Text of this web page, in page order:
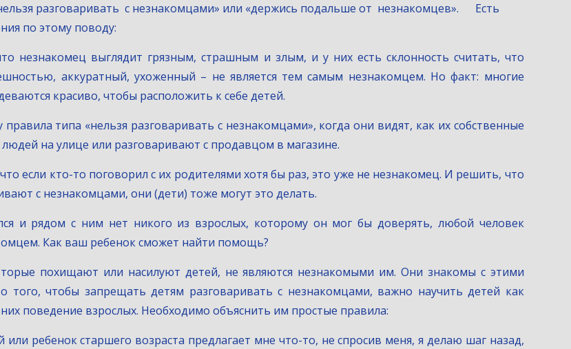
разговаривать  с незнакомцами» или «держись подальше от  незнакомцев».      Есть
по этому поводу:
незнакомец выглядит грязным, страшным и злым, и у них есть склонность считать, что
аккуратный, ухоженный – не является тем самым незнакомцем. Но факт: многие
красиво, чтобы расположить к себе детей.
правила типа «нельзя разговаривать с незнакомцами», когда они видят, как их собственные
на улице или разговаривают с продавцом в магазине.
если кто-то поговорил с их родителями хотя бы раз, это уже не незнакомец. И решить, что
с незнакомцами, они (дети) тоже могут это делать.
и рядом с ним нет никого из взрослых, которому он мог бы доверять, любой человек
Как ваш ребенок сможет найти помощь?
похищают или насилуют детей, не являются незнакомыми им. Они знакомы с этими
того, чтобы запрещать детям разговаривать с незнакомцами, важно научить детей как
поведение взрослых. Необходимо объяснить им простые правила:
или ребенок старшего возраста предлагает мне что-то, не спросив меня, я делаю шаг назад,